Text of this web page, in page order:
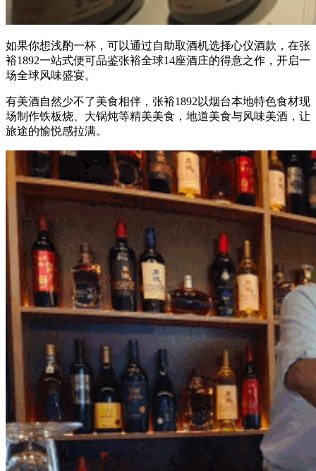
如果你想浅酌一杯，可以通过自助取酒机选择心仪酒款，在张
裕1892一站式便可品鉴张裕全球14座酒庄的得意之作，开启一
场全球风味盛宴。
有美酒自然少不了美食相伴，张裕1892以烟台本地特色食材现
场制作铁板烧、大锅炖等精美美食，地道美食与风味美酒，让
旅途的愉悦感拉满。